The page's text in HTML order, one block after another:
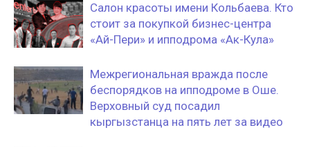
Салон красоты имени Кольбаева. Кто
стоит за покупкой бизнес-центра
«Ай-Пери» и ипподрома «Ак-Кула»
Межрегиональная вражда после
беспорядков на ипподроме в Оше.
Верховный суд посадил
кыргызстанца на пять лет за видео